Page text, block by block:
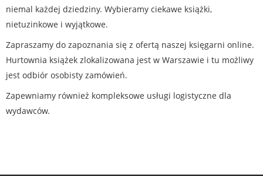
niemal każdej dziedziny. Wybieramy ciekawe książki,
nietuzinkowe i wyjątkowe.
Zapraszamy do zapoznania się z ofertą naszej księgarni online.
Hurtownia książek zlokalizowana jest w Warszawie i tu możliwy
jest odbiór osobisty zamówień.
Zapewniamy również kompleksowe usługi logistyczne dla
wydawców.